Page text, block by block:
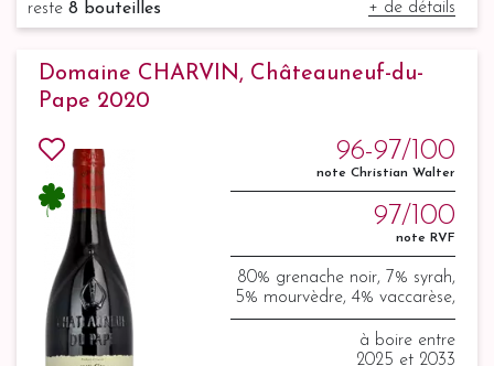
reste 8 bouteilles + de détails
Domaine CHARVIN, Châteauneuf-du-
Pape 2020
96-97/100
note Christian Walter
97/100
note RVF
80% grenache noir, 7% syrah,
5% mourvèdre, 4% vaccarèse,
4% counoise
à boire entre
2025 et 2033